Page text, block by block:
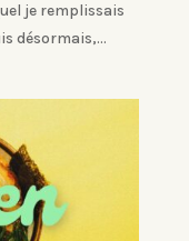
je remplissais
désormais,...